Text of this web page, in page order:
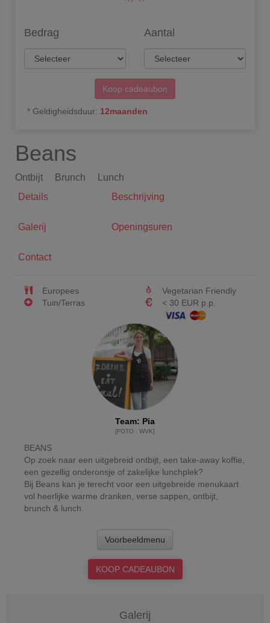
Bedrag Aantal
Koop cadeaubon
* Geldigheidsduur: 12maanden
Beans
Ontbijt Brunch
Lunch
Details
Beschrijving
Galerij Openingsuren
Contact
Europees
Vegetarian Friendly
Tuin/Terras
< 30 EUR p.p.
Team: Pia
[FOTO : WVK]
BEANS
Op zoek naar een uitgebreid ontbijt, een take-away koffie,
een gezellig onderonsje of zakelijke lunchplek?
Bij Beans kan je terecht voor een uitgebreide menukaart
vol heerlijke warme dranken, verse sappen, ontbijt,
brunch & lunch.
Voorbeeldmenu
KOOP CADEAUBON
Galerij